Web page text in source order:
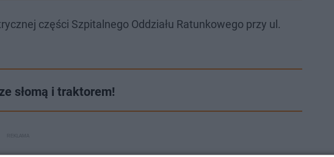
części Szpitalnego Oddziału Ratunkowego przy ul.
słomą i traktorem!